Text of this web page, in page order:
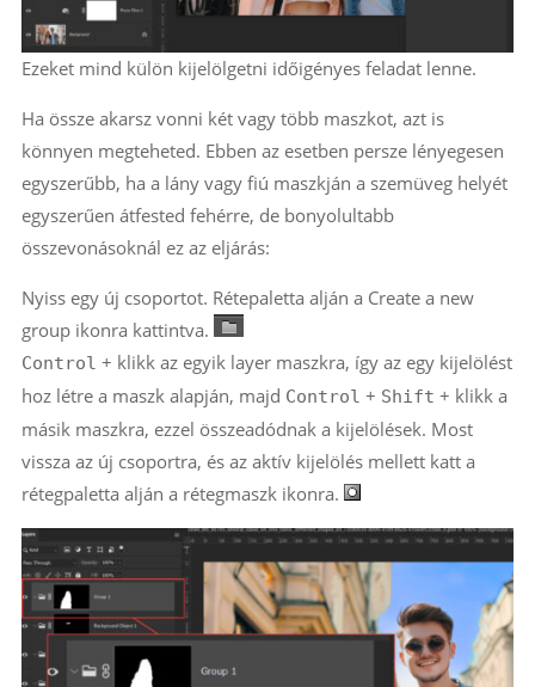
Ezeket mind külön kijelölgetni időigényes feladat lenne.
Ha össze akarsz vonni két vagy több maszkot, azt is
könnyen megteheted. Ebben az esetben persze lényegesen
egyszerűbb, ha a lány vagy fiú maszkján a szemüveg helyét
egyszerűen átfested fehérre, de bonyolultabb
összevonásoknál ez az eljárás:
Nyiss egy új csoportot. Rétepaletta alján a Create a new
group ikonra kattintva.
Control + klikk az egyik layer maszkra, így az egy kijelölést
hoz létre a maszk alapján, majd Control + Shift + klikk a
másik maszkra, ezzel összeadódnak a kijelölések. Most
vissza az új csoportra, és az aktív kijelölés mellett katt a
rétegpaletta alján a rétegmaszk ikonra.